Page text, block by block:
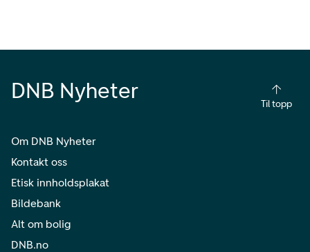
DNB Nyheter
Til topp
Om DNB Nyheter
Kontakt oss
Etisk innholdsplakat
Bildebank
Alt om bolig
DNB.no